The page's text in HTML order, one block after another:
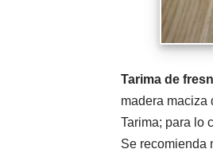
Tarima de
madera maciza
Tarima; para lo
Se recomienda